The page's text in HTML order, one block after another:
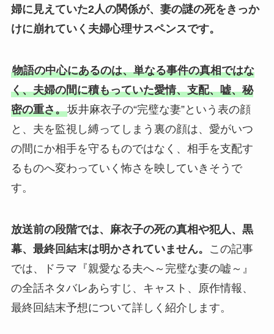
婦に見えていた2人の関係が、妻の謎の死をきっか
けに崩れていく夫婦心理サスペンスです。
物語の中心にあるのは、単なる事件の真相ではな
く、夫婦の間に積もっていた愛情、支配、嘘、秘
密の重さ。坂井麻衣子の“完璧な妻”という表の顔
と、夫を監視し縛ってしまう裏の顔は、愛がいつ
の間にか相手を守るものではなく、相手を支配す
るものへ変わっていく怖さを映していきそうで
す。
放送前の段階では、麻衣子の死の真相や犯人、黒
幕、最終回結末は明かされていません。
この記事
では、ドラマ『親愛なる夫へ～完璧な妻の嘘～』
の全話ネタバレあらすじ、キャスト、原作情報、
最終回結末予想について詳しく紹介します。